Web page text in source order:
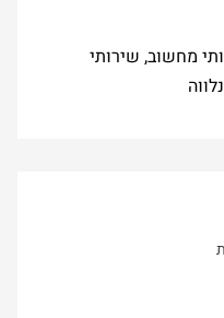
מחשוב, שירותי